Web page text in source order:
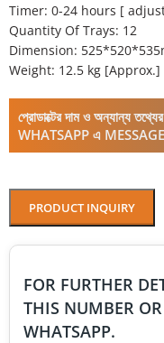
Timer: 0-24 hours [
Quantity Of Trays: 12
Dimension:
Weight: 12.5 kg [Approx.]
প্রোডাক্টের দাম ও অন্যান্য
WHATSAPP এ
PRODUCT INQUIRY
FOR FURTHER
THIS NUMBER
WHATSAPP.